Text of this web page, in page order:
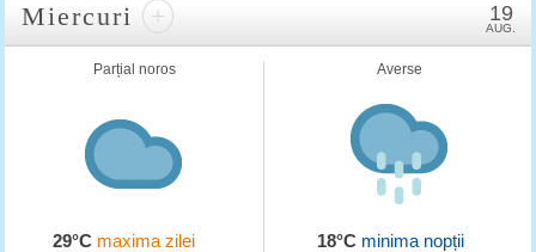
Miercuri + 19
AUG.
Parțial noros
29°Cmaxima zilei
Averse
18°C minima nopții